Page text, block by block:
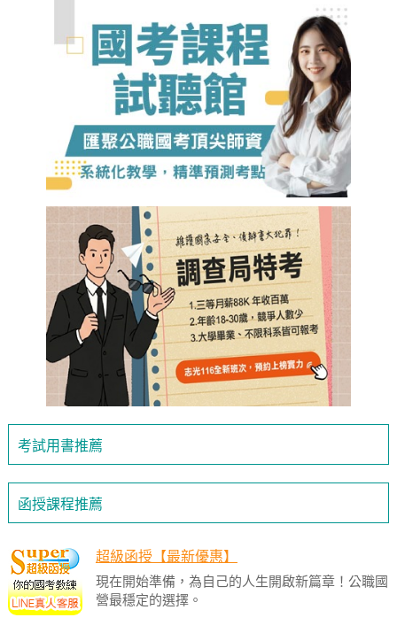
考試用書推薦
函授課程推薦
超級函授【最新優惠】
現在開始準備，為自己的人生開啟新篇章！公職國
營最穩定的選擇。